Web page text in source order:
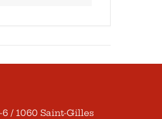
/ 1060 Saint-Gilles